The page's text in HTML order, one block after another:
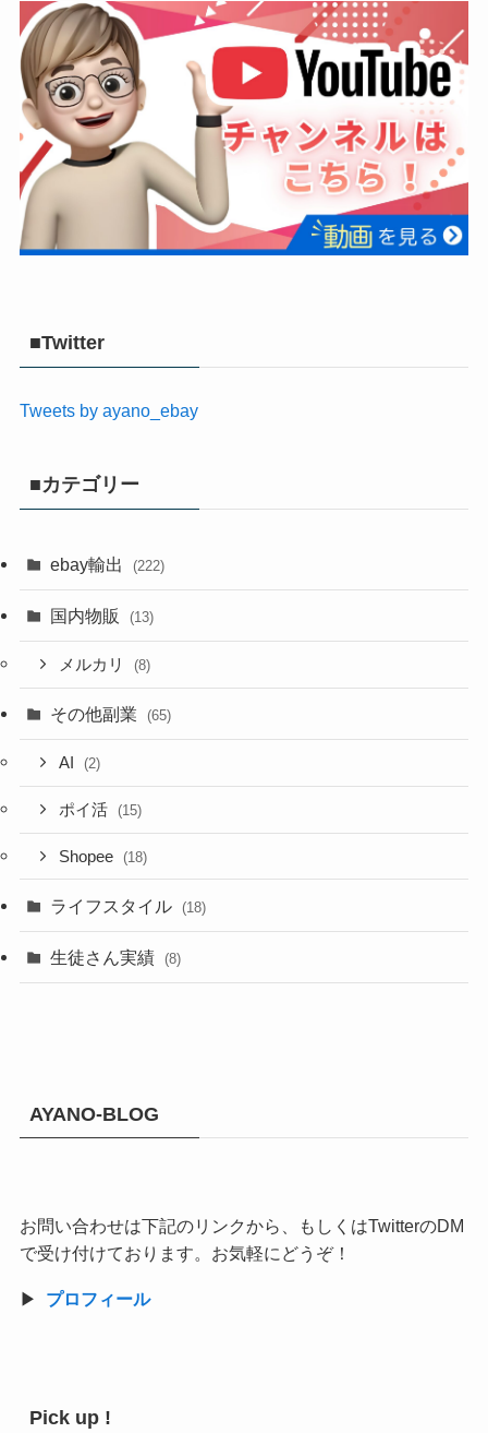
■Twitter
Tweets by ayano_ebay
■カテゴリー
ebay輸出 (222)
国内物販 (13)
メルカリ (8)
その他副業 (65)
AI (2)
ポイ活 (15)
Shopee (18)
ライフスタイル (18)
生徒さん実績 (8)
AYANO-BLOG
お問い合わせは下記のリンクから、もしくはTwitterのDM
で受け付けております。お気軽にどうぞ！
▶︎ プロフィール
Pick up !